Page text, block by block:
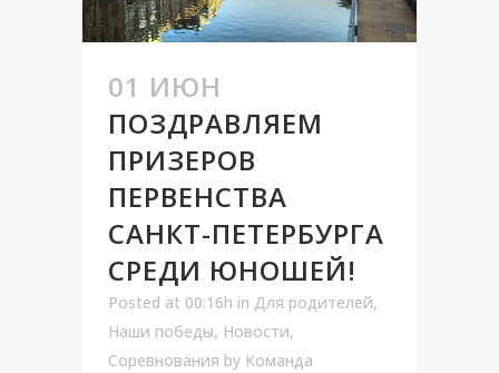
01 ИЮН
ПОЗДРАВЛЯЕМ
ПРИЗЕРОВ
ПЕРВЕНСТВА
САНКТ-ПЕТЕРБУРГА
СРЕДИ ЮНОШЕЙ!
Posted at 00:16h in Для родителей,
Наши победы, Новости,
Соревнования by Команда